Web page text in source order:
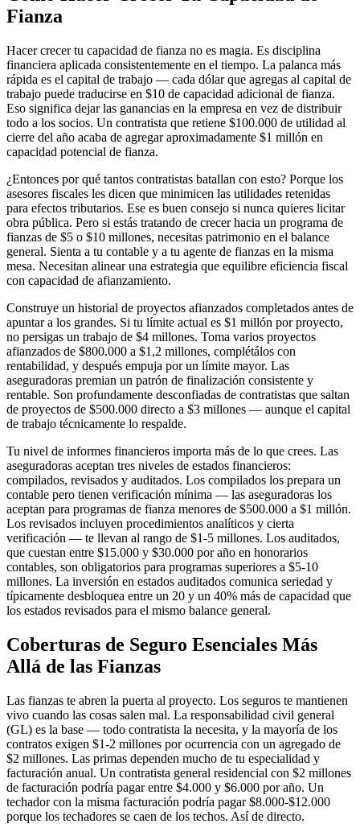
Fianza
Hacer crecer tu capacidad de fianza no es magia. Es disciplina
financiera aplicada consistentemente en el tiempo. La palanca más
rápida es el capital de trabajo — cada dólar que agregas al capital de
trabajo puede traducirse en $10 de capacidad adicional de fianza.
Eso significa dejar las ganancias en la empresa en vez de distribuir
todo a los socios. Un contratista que retiene $100.000 de utilidad al
cierre del año acaba de agregar aproximadamente $1 millón en
capacidad potencial de fianza.
¿Entonces por qué tantos contratistas batallan con esto? Porque los
asesores fiscales les dicen que minimicen las utilidades retenidas
para efectos tributarios. Ese es buen consejo si nunca quieres licitar
obra pública. Pero si estás tratando de crecer hacia un programa de
fianzas de $5 o $10 millones, necesitas patrimonio en el balance
general. Sienta a tu contable y a tu agente de fianzas en la misma
mesa. Necesitan alinear una estrategia que equilibre eficiencia fiscal
con capacidad de afianzamiento.
Construye un historial de proyectos afianzados completados antes de
apuntar a los grandes. Si tu límite actual es $1 millón por proyecto,
no persigas un trabajo de $4 millones. Toma varios proyectos
afianzados de $800.000 a $1,2 millones, complétálos con
rentabilidad, y después empuja por un límite mayor. Las
aseguradoras premian un patrón de finalización consistente y
rentable. Son profundamente desconfiadas de contratistas que saltan
de proyectos de $500.000 directo a $3 millones — aunque el capital
de trabajo técnicamente lo respalde.
Tu nivel de informes financieros importa más de lo que crees. Las
aseguradoras aceptan tres niveles de estados financieros:
compilados, revisados y auditados. Los compilados los prepara un
contable pero tienen verificación mínima — las aseguradoras los
aceptan para programas de fianza menores de $500.000 a $1 millón.
Los revisados incluyen procedimientos analíticos y cierta
verificación — te llevan al rango de $1-5 millones. Los auditados,
que cuestan entre $15.000 y $30.000 por año en honorarios
contables, son obligatorios para programas superiores a $5-10
millones. La inversión en estados auditados comunica seriedad y
típicamente desbloquea entre un 20 y un 40% más de capacidad que
los estados revisados para el mismo balance general.
Coberturas de Seguro Esenciales Más
Allá de las Fianzas
Las fianzas te abren la puerta al proyecto. Los seguros te mantienen
vivo cuando las cosas salen mal. La responsabilidad civil general
(GL) es la base — todo contratista la necesita, y la mayoría de los
contratos exigen $1-2 millones por ocurrencia con un agregado de
$2 millones. Las primas dependen mucho de tu especialidad y
facturación anual. Un contratista general residencial con $2 millones
de facturación podría pagar entre $4.000 y $6.000 por año. Un
techador con la misma facturación podría pagar $8.000-$12.000
porque los techadores se caen de los techos. Así de directo.